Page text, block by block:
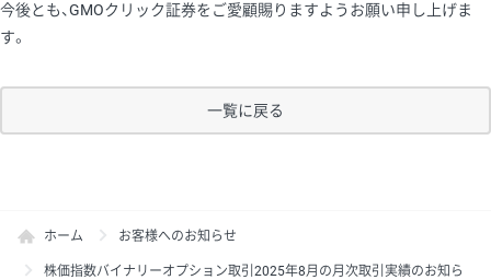
今後とも、GMOクリック証券をご愛顧賜りますようお願い申し上げま
す。
一覧に戻る
ホーム お客様へのお知らせ
株価指数バイナリーオプション取引2025年8月の月次取引実績のお知ら